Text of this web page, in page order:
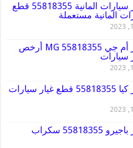
قطع غيار سيارات المانية 55818355 قطع
المانية مستعملة
قطع غيار أم جي MG 55818355 أرخص
سيارات
قطع غيار كيا 55818355 قطع غيار سيارات
قطع غيار باجيرو 55818355 سكراب